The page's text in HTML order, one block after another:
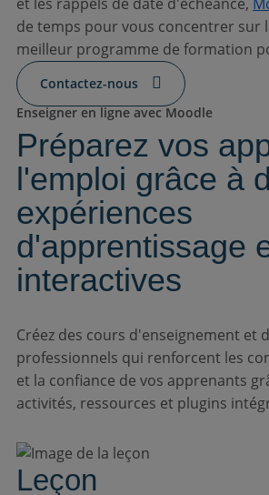
de temps pour vous concentrer sur
meilleur programme de formation
Contactez-nous
Enseigner en ligne avec Moodle
Préparez vos
l'emploi grâce à
expériences
d'apprentissage
interactives
Créez des cours d'enseignement et
professionnels qui renforcent les
et la confiance de vos apprenants
activités, ressources et plugins
Leçon